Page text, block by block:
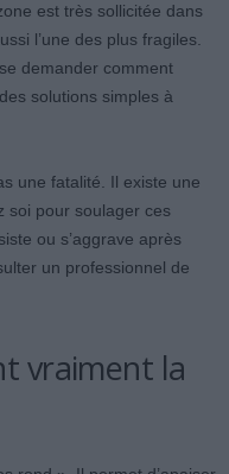
est très sollicitée dans
l’une des plus fragiles.
demander comment
solutions simples à
une fatalité. Il existe une
soi pour soulager ces
ou s’aggrave après
un professionnel de
vraiment la